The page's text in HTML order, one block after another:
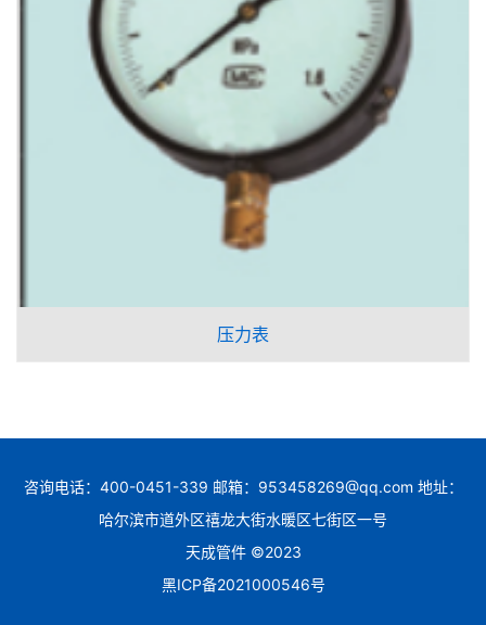
压力表
咨询电话：400-0451-339 邮箱：953458269@qq.com 地址：
哈尔滨市道外区禧龙大街水暖区七街区一号
天成管件 ©2023
黑ICP备2021000546号